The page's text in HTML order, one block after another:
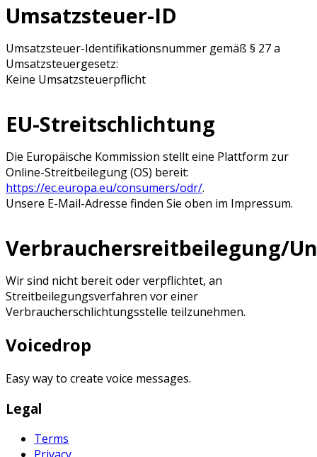
Umsatzsteuer-ID
Umsatzsteuer-Identifikationsnummer gemäß § 27 a
Umsatzsteuergesetz:
Keine Umsatzsteuerpflicht
EU-Streitschlichtung
Die Europäische Kommission stellt eine Plattform zur
Online-Streitbeilegung (OS) bereit:
https://ec.europa.eu/consumers/odr/.
Unsere E-Mail-Adresse finden Sie oben im Impressum.
Verbrauchersreitbeilegung/
Wir sind nicht bereit oder verpflichtet, an
Streitbeilegungsverfahren vor einer
Verbraucherschlichtungsstelle teilzunehmen.
Voicedrop
Easy way to create voice messages.
Legal
Terms